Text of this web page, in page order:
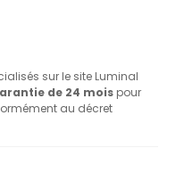
sur le site Luminal
de 24 mois pour
au décret